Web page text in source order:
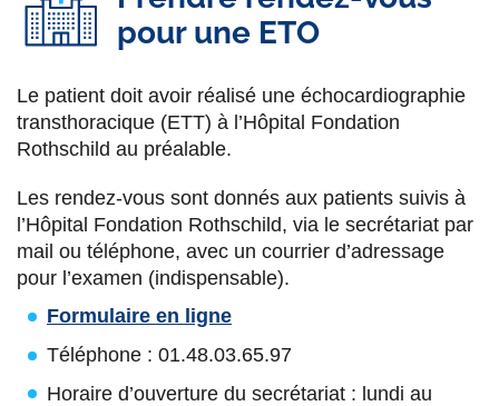
pour une ETO
Le patient doit avoir réalisé une échocardiographie
transthoracique (ETT) à l’Hôpital Fondation
Rothschild au préalable.
Les rendez-vous sont donnés aux patients suivis à
l’Hôpital Fondation Rothschild, via le secrétariat par
mail ou téléphone, avec un courrier d’adressage
pour l’examen (indispensable).
Formulaire en ligne
Téléphone : 01.48.03.65.97
Horaire d’ouverture du secrétariat : lundi au